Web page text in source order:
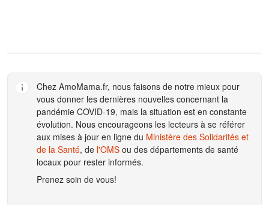
Chez AmoMama.fr, nous faisons de notre mieux pour
vous donner les dernières nouvelles concernant la
pandémie COVID-19, mais la situation est en constante
évolution. Nous encourageons les lecteurs à se référer
aux mises à jour en ligne du Ministère des Solidarités et
de la Santé, de l'OMS ou des départements de santé
locaux pour rester informés.
Prenez soin de vous!